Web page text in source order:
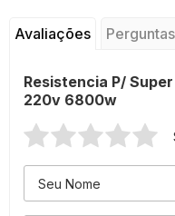
Avaliações Perguntas
Resistencia P/
220v 6800w